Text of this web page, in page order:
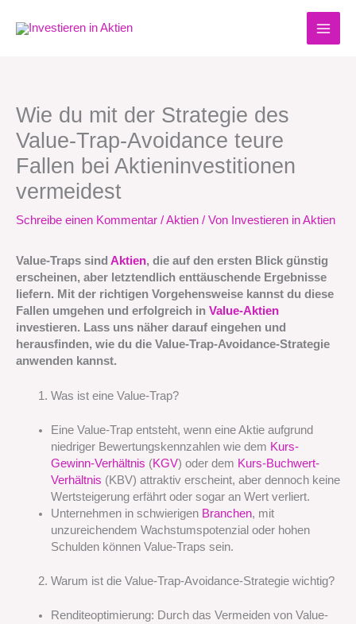
Inhalt
Wie du mit der Strategie des
Value-Trap-Avoidance teure
Fallen bei Aktieninvestitionen
vermeidest
Schreibe einen Kommentar /Aktien / Von Investieren in Aktien
Value-Traps sind Aktien, die auf den ersten Blick günstig
erscheinen, aber letztendlich enttäuschende Ergebnisse
liefern. Mit der richtigen Vorgehensweise kannst du diese
Fallen umgehen und erfolgreich in Value-Aktien
investieren. Lass uns näher darauf eingehen und
herausfinden, wie du die Value-Trap-Avoidance-Strategie
anwenden kannst.
Was ist eine Value-Trap?
Eine Value-Trap entsteht, wenn eine Aktie aufgrund
niedriger Bewertungskennzahlen wie dem Kurs-
Gewinn-Verhältnis (KGV) oder dem Kurs-Buchwert-
Verhältnis (KBV) attraktiv erscheint, aber dennoch keine
Wertsteigerung erfährt oder sogar an Wert verliert.
Unternehmen in schwierigen Branchen, mit
unzureichendem Wachstumspotenzial oder hohen
Schulden können Value-Traps sein.
Warum ist die Value-Trap-Avoidance-Strategie wichtig?
Renditeoptimierung: Durch das Vermeiden von Value-